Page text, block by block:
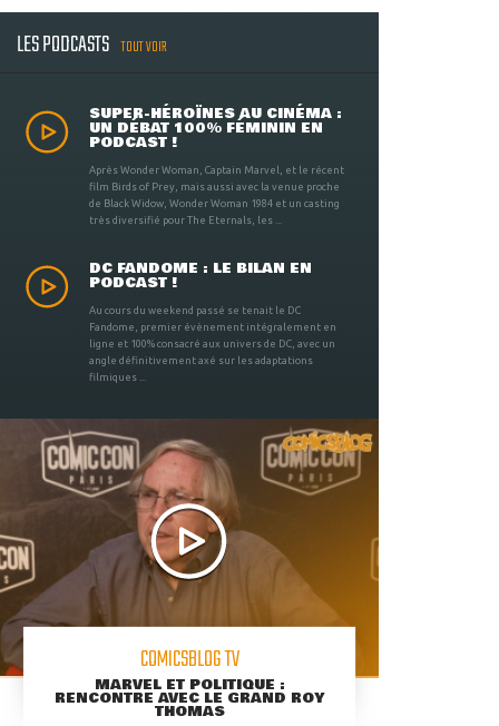
LES PODCASTS TOUT VOIR
SUPER-HÉROÏNES AU CINÉMA :
UN DÉBAT 100% FÉMININ EN
PODCAST !
Après Wonder Woman, Captain Marvel, et le récent
film Birds of Prey, mais aussi avec la venue proche
de Black Widow, Wonder Woman 1984 et un casting
très diversifié pour The Eternals, les ...
DC FANDOME : LE BILAN EN
PODCAST !
Au cours du weekend passé se tenait le DC
Fandome, premier évènement intégralement en
ligne et 100% consacré aux univers de DC, avec un
angle définitivement axé sur les adaptations
filmiques ...
COMICSBLOG TV
MARVEL ET POLITIQUE :
RENCONTRE AVEC LE GRAND ROY
THOMAS